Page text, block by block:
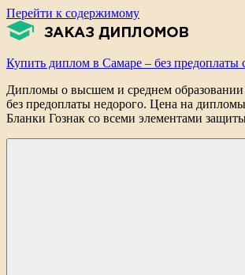
Перейти к содержимому
Купить диплом в Самаре – без предоплаты
Дипломы о высшем и среднем
без предоплаты недорого. Цена на
Бланки Гознак со всеми элементами